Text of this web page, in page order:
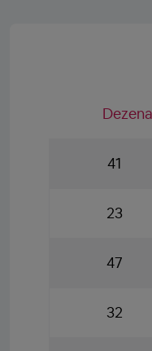
41
23
47
32